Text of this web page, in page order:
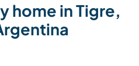
home in Tigre,